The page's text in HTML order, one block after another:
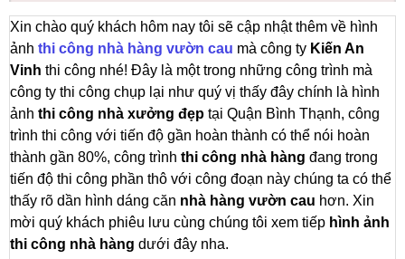
Xin chào quý khách hôm nay tôi sẽ cập nhật thêm về hình
ảnh thi công nhà hàng vườn cau mà công ty Kiến An
Vinh thi công nhé! Đây là một trong những công trình mà
công ty thi công chụp lại như quý vị thấy đây chính là hình
ảnh thi công nhà xưởng đẹp tại Quận Bình Thạnh, công
trình thi công với tiến độ gần hoàn thành có thể nói hoàn
thành gần 80%, công trình thi công nhà hàng đang trong
tiến độ thi công phần thô với công đoạn này chúng ta có thể
thấy rõ dần hình dáng căn nhà hàng vườn cau hơn. Xin
mời quý khách phiêu lưu cùng chúng tôi xem tiếp hình ảnh
thi công nhà hàng dưới đây nha.